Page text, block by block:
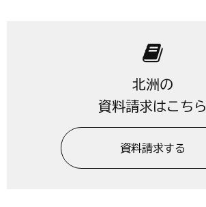
北洲の
資料請求はこちら
資料請求する